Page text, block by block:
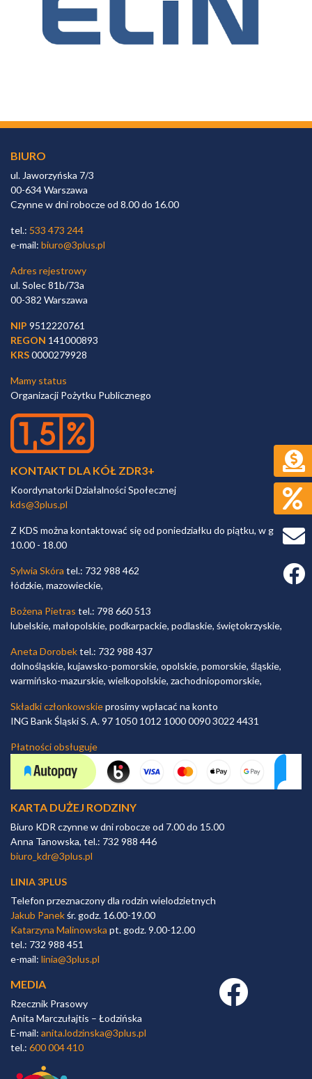
BIURO
ul. Jaworzyńska 7/3
00-634 Warszawa
Czynne w dni robocze od 8.00 do 16.00
tel.: 533 473 244
e-mail: biuro@3plus.pl
Adres rejestrowy
ul. Solec 81b/73a
00-382 Warszawa
NIP 9512220761
REGON 141000893
KRS0000279928
Mamy status
Organizacji Pożytku Publicznego
KONTAKT DLA KÓŁ ZDR3+
Koordynatorki Działalności Społecznej
kds@3plus.pl
Z KDS można kontaktować się od poniedziałku do piątku, w godz.
10.00 - 18.00
Sylwia Skóra tel.: 732 988 462
łódzkie, mazowieckie,
Bożena Pietras tel.: 798 660 513
lubelskie, małopolskie, podkarpackie, podlaskie, świętokrzyskie,
Aneta Dorobektel.: 732 988 437
dolnośląskie, kujawsko-pomorskie, opolskie, pomorskie, śląskie,
warmińsko-mazurskie, wielkopolskie, zachodniopomorskie,
Składki członkowskieprosimy wpłacać na konto
ING Bank Śląski S. A. 97 1050 1012 1000 0090 3022 4431
Płatności obsługuje
KARTA DUŻEJ RODZINY
Biuro KDR czynne w dni robocze od 7.00 do 15.00
Anna Tanowska, tel.: 732 988 446
biuro_kdr@3plus.pl
LINIA 3PLUS
Telefon przeznaczony dla rodzin wielodzietnych
Jakub Panekśr. godz. 16.00-19.00
Katarzyna Malinowska pt. godz. 9.00-12.00
tel.: 732 988 451
e-mail: linia@3plus.pl
MEDIA
Rzecznik Prasowy
Anita Marczułajtis – Łodzińska
E-mail: anita.lodzinska@3plus.pl
tel.: 600 004 410
Facebook link